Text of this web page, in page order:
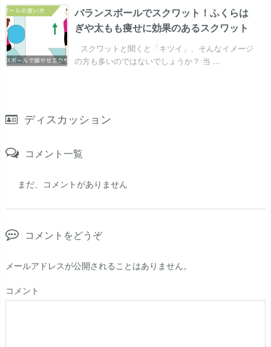
バランスボールでスクワット！ふくらは
ぎや太もも痩せに効果のあるスクワット
スクワットと聞くと「キツイ」、そんなイメージ
の方も多いのではないでしょうか？ 当 ...
ディスカッション
コメント一覧
まだ、コメントがありません
コメントをどうぞ
メールアドレスが公開されることはありません。
コメント